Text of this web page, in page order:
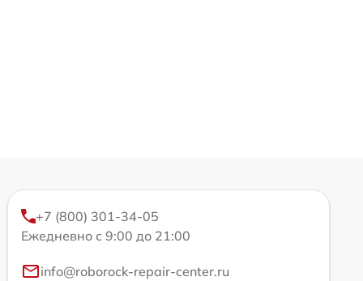
+7 (800) 301-34-05
Ежедневно с 9:00 до 21:00
info@roborock-repair-center.ru